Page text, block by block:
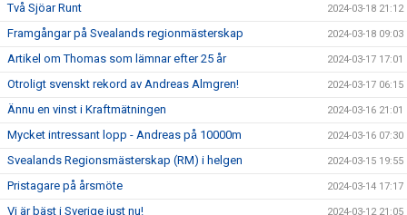
Två Sjöar Runt 2024-03-18 21:12
Framgångar på Svealands regionmästerskap 2024-03-18 09:03
Artikel om Thomas som lämnar efter 25 år 2024-03-17 17:01
Otroligt svenskt rekord av Andreas Almgren! 2024-03-17 06:15
Ännu en vinst i Kraftmätningen 2024-03-16 21:01
Mycket intressant lopp - Andreas på 10000m 2024-03-16 07:30
Svealands Regionsmästerskap (RM) i helgen 2024-03-15 19:55
Pristagare på årsmöte 2024-03-14 17:17
Vi är bäst i Sverige just nu! 2024-03-12 21:05